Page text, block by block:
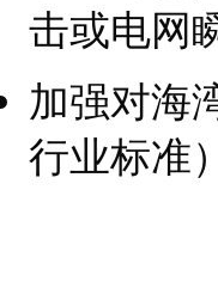
击或电网
加强对海
行业标准